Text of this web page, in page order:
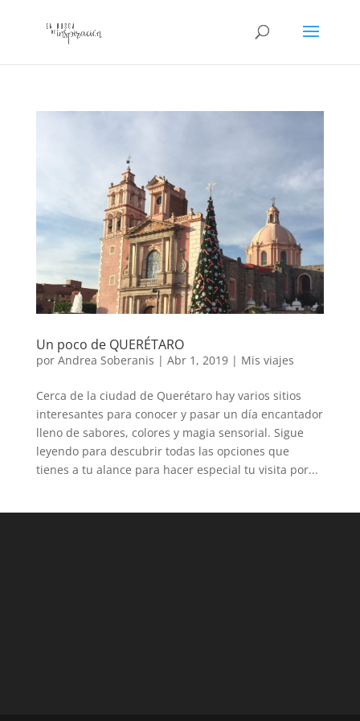
Un poco de QUERÉTARO
por Andrea Soberanis | Abr 1, 2019| Mis viajes
Cerca de la ciudad de Querétaro hay varios sitios
interesantes para conocer y pasar un día encantador
lleno de sabores, colores y magia sensorial. Sigue
leyendo para descubrir todas las opciones que
tienes a tu alance para hacer especial tu visita por...